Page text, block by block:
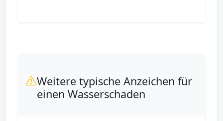
Weitere typische Anzeichen für
einen Wasserschaden